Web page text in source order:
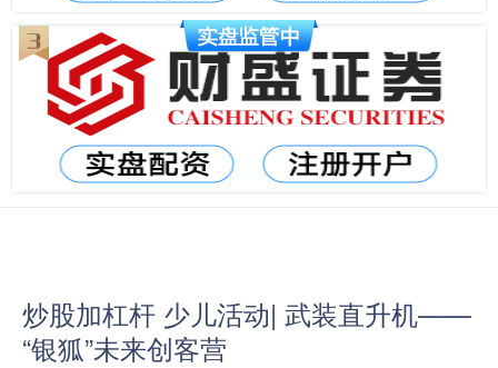
炒股加杠杆 少儿活动| 武装直升机——
“银狐”未来创客营